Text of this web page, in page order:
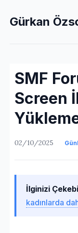
Gürkan
SMF
Screen
02/10/2025
İlginizi
kadınlarda